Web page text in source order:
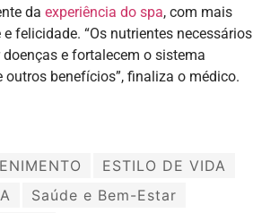
da experiência do spa, com mais
felicidade. “Os nutrientes necessários
e fortalecem o sistema
outros benefícios”, finaliza o médico.
ESTILO DE VIDA
Saúde e Bem-Estar